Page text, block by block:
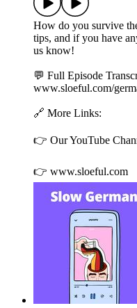
How do you survive
tips, and if you have
us know!
💬 Full Episode
www.sloeful.com/
🔗 More Links:
👉 ⁠Our YouTube
👉 ⁠⁠www.sloeful.com⁠